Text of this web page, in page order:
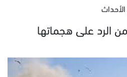
الرد على هجماتها